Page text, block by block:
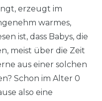
erzeugt im
warmes,
ist, dass Babys, die
meist über die Zeit
aus einer solchen
Schon im Alter 0
also eine